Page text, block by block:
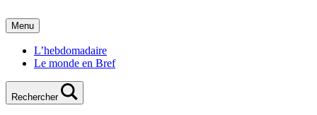
Menu
L’hebdomadaire
Le monde en Bref
Rechercher